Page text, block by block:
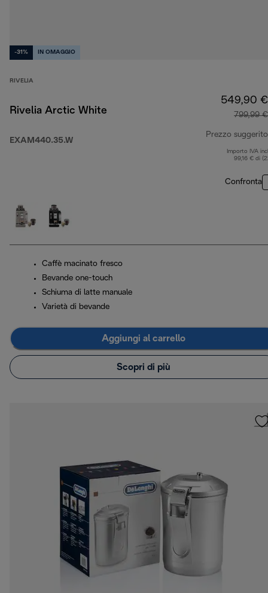
-31% IN OMAGGIO
RIVELIA
Rivelia Arctic White
EXAM440.35.W
549,90 €
799,99 €
Prezzo suggerito
Importo IVA
99,16 € di
Confronta
Caffè macinato fresco
Bevande one-touch
Schiuma di latte manuale
Varietà di bevande
Aggiungi al carrello
Scopri di più